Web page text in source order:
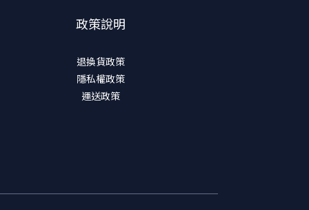
政策說明
退換貨政策
隱私權政策
運送政策